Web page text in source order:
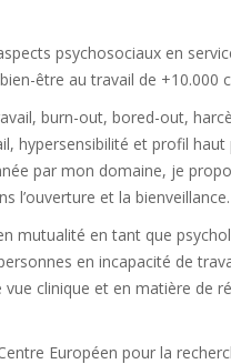
psychosociaux en
être au travail de +10.000
burn-out, bored-out,
hypersensibilité et profil
par mon domaine, je
l’ouverture et la bienveillance.
mutualité en tant que
en incapacité de
vue clinique et en matière de
Européen pour la